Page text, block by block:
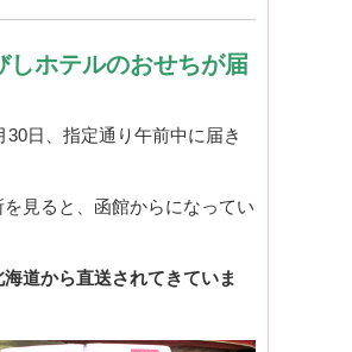
しホテルのおせちが届
30日、指定通り午前中に届き
を見ると、函館からになってい
海道から直送されてきていま